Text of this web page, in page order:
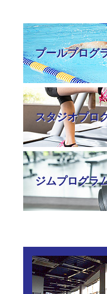
プールプログ
スタジオプロ
ジムプログラ